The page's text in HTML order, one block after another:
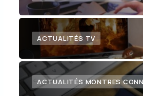
ACTUALITÉS TV
ACTUALITÉS MONTRES